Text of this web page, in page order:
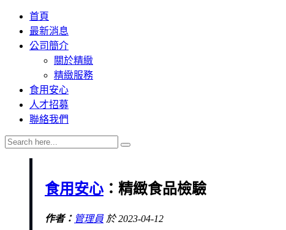
首頁
最新消息
公司簡介
關於精緻
精緻服務
食用安心
人才招募
聯絡我們
食用安心：精緻食品檢驗
作者： 管理員 於 2023-04-12